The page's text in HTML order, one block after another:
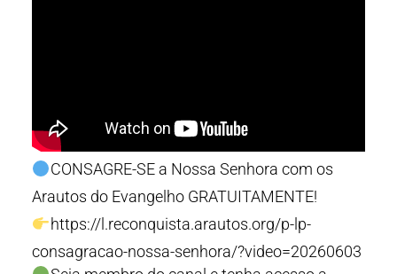
CONSAGRE-SE a Nossa Senhora com os
Arautos do Evangelho GRATUITAMENTE!
https://l.reconquista.arautos.org/p-lp-
consagracao-nossa-senhora/?video=20260603